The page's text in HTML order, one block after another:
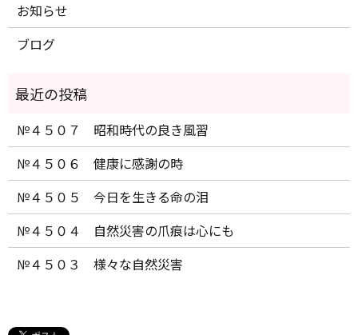
お知らせ
ブログ
№４５０７ 昭和時代の良き風習
№４５０６ 健康に感謝の時
№４５０５ 今日を生きる命の泪
№４５０４ 自然災害の爪痕は心にも
№４５０３ 様々な自然災害